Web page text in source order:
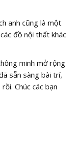
anh cũng là một
đồ nội thất khác
minh mở rộng
sẵn sàng bài trí,
Chúc các bạn